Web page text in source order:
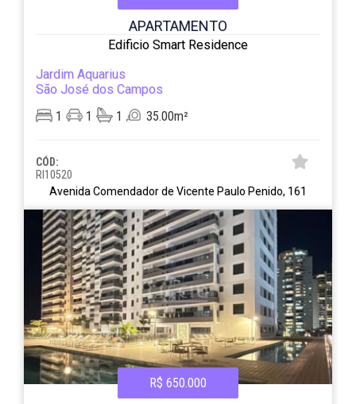
APARTAMENTO
Edificio Smart Residence
Jardim Aquarius
São José dos Campos
1
1 1 35.00m²
CÓD:
RI10520
Avenida Comendador de Vicente Paulo Penido, 161
R$ 650.000